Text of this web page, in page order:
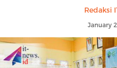
Redaksi
January